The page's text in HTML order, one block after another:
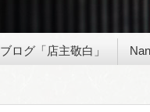
ブログ「店主敬白」